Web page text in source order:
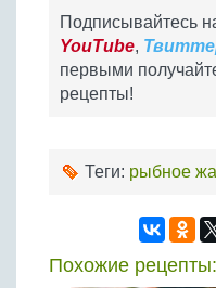
Подписывайтесь
YouTube,
первыми
рецепты!
Теги: рыбное
Похожие рецепты: